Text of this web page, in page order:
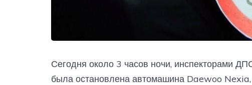
Сегодня около 3 часов ночи, инспекторами
была остановлена автомашина Daewoo